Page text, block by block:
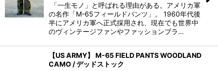
「一生モノ」と呼ばれる理由がある。アメリカ軍
の名作「M-65フィールドパンツ」。 1960年代後
半にアメリカ軍へ正式採用され、現在でも世界中
のヴィンテージファンやファッションブラ…
【US ARMY】 M-65 FIELD PANTS WOODLAND
CAMO / デッドストック